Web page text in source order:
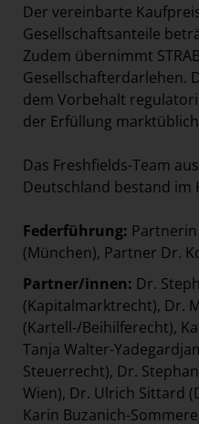
MEDIA
KONTAKT
Der vereinbarte
Gesellschaftsanteile
Zudem übernimmt
Gesellschafterdarlehen.
dem Vorbehalt
der Erfüllung
Das Freshfields-Team
Deutschland bestand im
Federführung:
(München), Partner Dr.
Partner/innen: Dr.
(Kapitalmarktrecht), Dr.
(Kartell-/Beihilferecht),
Tanja Walter-
Steuerrecht), Dr.
Wien), Dr. Ulrich Sittard
Karin Buzanich-